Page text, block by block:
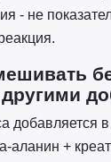
- не
добавляется
аланин +